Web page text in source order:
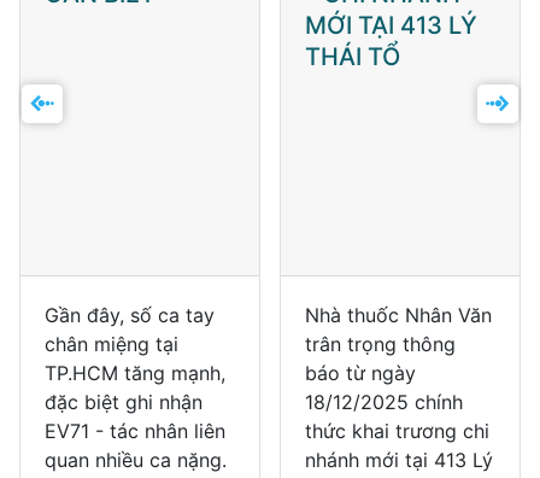
Gần đây, số ca tay
chân miệng tại
TP.HCM tăng mạnh,
đặc biệt ghi nhận
EV71 - tác nhân liên
quan nhiều ca nặng.
MỚI TẠI 413 LÝ
THÁI TỔ
Nhà thuốc Nhân Văn
trân trọng thông
báo từ ngày
18/12/2025 chính
thức khai trương chi
nhánh mới tại 413 Lý